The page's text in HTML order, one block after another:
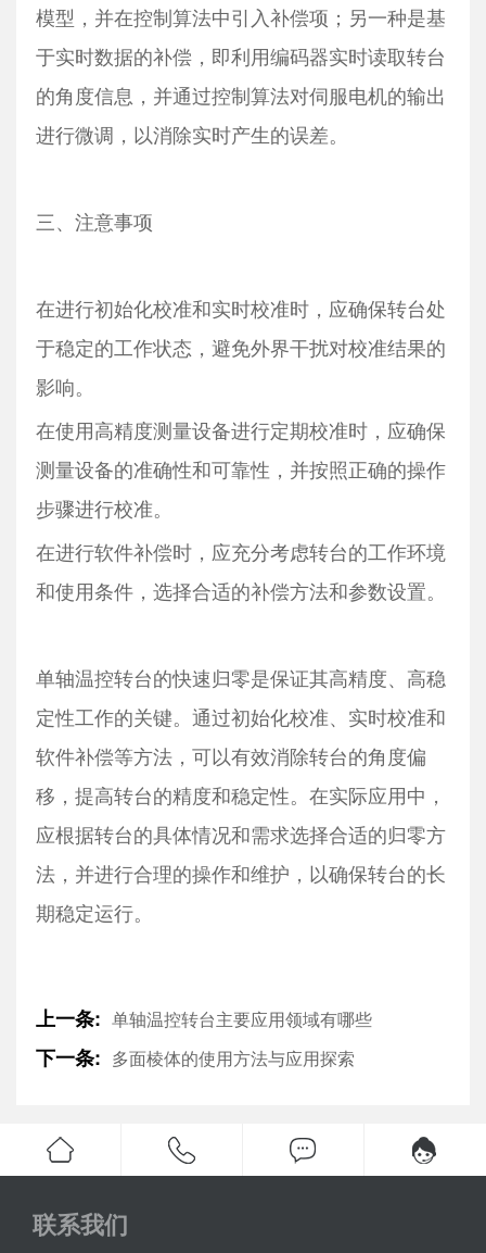
模型，并在控制算法中引入补偿项；另一种是基
于实时数据的补偿，即利用编码器实时读取转台
的角度信息，并通过控制算法对伺服电机的输出
进行微调，以消除实时产生的误差。
三、注意事项
在进行初始化校准和实时校准时，应确保转台处
于稳定的工作状态，避免外界干扰对校准结果的
影响。
在使用高精度测量设备进行定期校准时，应确保
测量设备的准确性和可靠性，并按照正确的操作
步骤进行校准。
在进行软件补偿时，应充分考虑转台的工作环境
和使用条件，选择合适的补偿方法和参数设置。
单轴温控转台的快速归零是保证其高精度、高稳
定性工作的关键。通过初始化校准、实时校准和
软件补偿等方法，可以有效消除转台的角度偏
移，提高转台的精度和稳定性。在实际应用中，
应根据转台的具体情况和需求选择合适的归零方
法，并进行合理的操作和维护，以确保转台的长
期稳定运行。
上一条: 单轴温控转台主要应用领域有哪些
下一条: 多面棱体的使用方法与应用探索
联系我们